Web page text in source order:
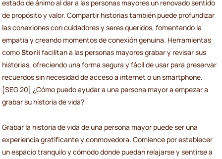
estado de ánimo al dar a las personas mayores un renovado sentido
de propósito y valor. Compartir historias también puede profundizar
las conexiones con cuidadores y seres queridos, fomentando la
empatía y creando momentos de conexión genuina. Herramientas
comoStorii facilitan a las personas mayores grabar y revisar sus
historias, ofreciendo una forma segura y fácil de usar para preservar
recuerdos sin necesidad de acceso a internet o un smartphone.
[SEG 20] ¿Cómo puedo ayudar a una persona mayor a empezar a
grabar su historia de vida?
Grabar la historia de vida de una persona mayor puede ser una
experiencia gratificante y conmovedora. Comience por establecer
un espacio tranquilo y cómodo donde puedan relajarse y sentirse a